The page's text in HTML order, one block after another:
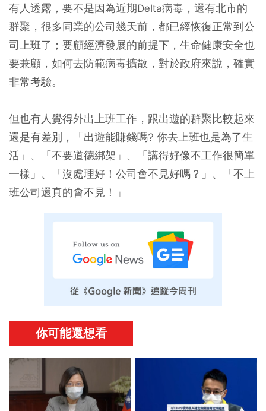
有人透露，要不是因為近期Delta病毒，還有北市的
群聚，很多同業的公司幾天前，都已經恢復正常到公
司上班了；要顧經濟發展的前提下，生命健康安全也
要兼顧，如何去防範病毒擴散，對於政府來說，確實
非常考驗。
但也有人覺得外出上班工作，跟出遊的群聚比較起來
還是有差別，「出遊能賺錢嗎? 你去上班也是為了生
活」、「不要道德綁架」、「講得好像不工作很簡單
一樣」、「沒處理好！公司會不見好嗎？」、「不上
班公司還真的會不見！」